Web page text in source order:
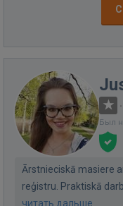
·
Был
Ārstnieciskā masiere
reģistru. Praktiskā
читать дальше